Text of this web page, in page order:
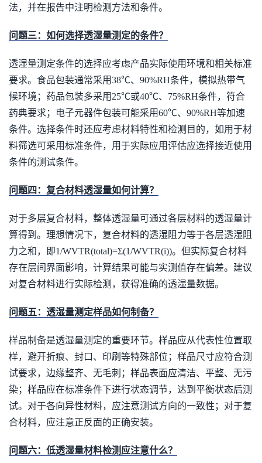
法，并在报告中注明检测方法和条件。
问题三：如何选择透湿量测定的条件？
透湿量测定条件的选择应考虑产品实际使用环境和相关标准
要求。食品包装通常采用38℃、90%RH条件，模拟热带气
候环境；药品包装多采用25℃或40℃、75%RH条件，符合
药典要求；电子元器件包装可能采用60℃、90%RH等加速
条件。选择条件时还应考虑材料特性和检测目的，如用于材
料筛选可采用标准条件，用于实际应用评估应选择接近使用
条件的测试条件。
问题四：复合材料透湿量如何计算？
对于多层复合材料，整体透湿量可通过各层材料的透湿量计
算得到。理想情况下，复合材料的透湿阻力等于各层透湿阻
力之和，即1/WVTR(total)=Σ(1/WVTR(i))。但实际复合材料
存在层间界面影响，计算结果可能与实测值存在偏差。建议
对复合材料进行实际检测，获得准确的透湿量数据。
问题五：透湿量测定样品如何制备？
样品制备是透湿量测定的重要环节。样品应从代表性位置取
样，避开折痕、封口、印刷等特殊部位；样品尺寸应符合测
试要求，边缘整齐、无毛刺；样品表面应清洁、平整、无污
染；样品应在标准条件下进行状态调节，达到平衡状态后测
试。对于各向异性材料，应注意测试方向的一致性；对于复
合材料，应注意正反面的正确安装。
问题六：低透湿量材料检测应注意什么？